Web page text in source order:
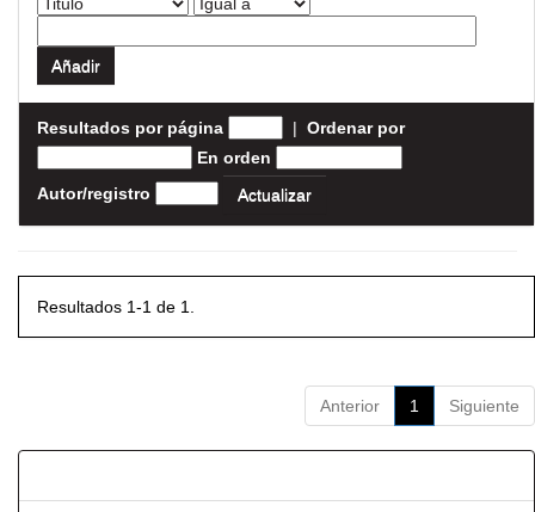
Resultados por página | Ordenar por
En orden
Autor/registro
Resultados 1-1 de 1.
Anterior 1 Siguiente